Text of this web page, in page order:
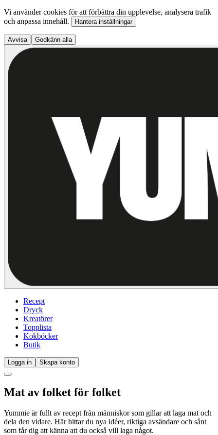
Vi använder cookies för att förbättra din upplevelse, analysera trafik
och anpassa innehåll.
Hantera inställningar
Avvisa Godkänn alla
Recept
Dryck
Kreatörer
Topplista
Kokböcker
Butik
Logga in Skapa konto
Mat av folket för folket
Yummie är fullt av recept från människor som gillar att laga mat och
dela den vidare. Här hittar du nya idéer, riktiga avsändare och sånt
som får dig att känna att du också vill laga något.